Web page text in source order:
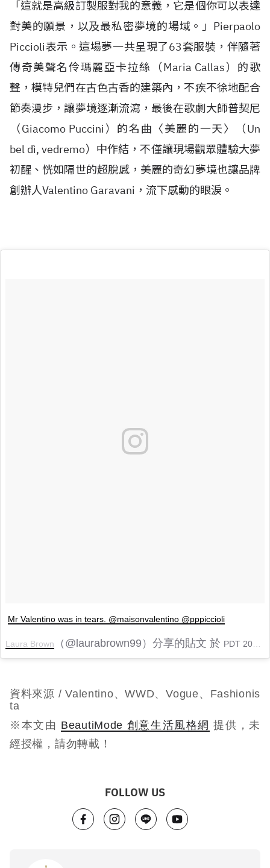
「這就是高級訂製服對我的意義，它是個你可以表達
對美的願景，以及最私密夢境的場域。」Pierpaolo
Piccioli表示。這場夢一共呈現了63套服裝，伴隨著
傳奇美聲名伶瑪麗亞卡拉絲（Maria Callas）的歌
聲，模特兒們在古色古香的建築內，不疾不徐地配合
節奏漫步，讓夢境逐漸流瀉，最後在歌劇大師普契尼
（Giacomo Puccini）的名曲〈美麗的一天〉（Un
bel dì, vedremo）中作結，不僅讓現場觀眾體驗大夢
初醒、恍如隔世的超脫感，美麗的奇幻夢境也讓品牌
創辦人Valentino Garavani，流下感動的眼淚。
Mr Valentino was in tears. @maisonvalentino @pppiccioli
Laura Brown （@laurabrown99）分享的貼文 於 PDT 2018 年 7月 月 4 日 下午 12:56
資料來源 /Valentino、WWD、Vogue、Fashionis
ta
※本文由 BeautiMode 創意生活風格網 提供，未
經授權，請勿轉載！
FOLLOW US